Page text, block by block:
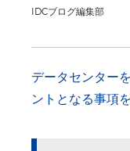
IDCブログ編集部
データセンター
ントとなる事項